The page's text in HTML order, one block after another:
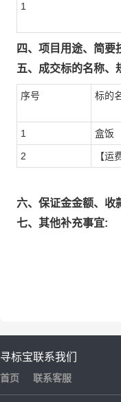
1
四、项目用途、简要
五、成交标的名称、
序号 标的
1 盒饭
2 【运
六、保证金金额、收
七、其他补充事宜:
寻标宝
首页
联系我们
联系客服